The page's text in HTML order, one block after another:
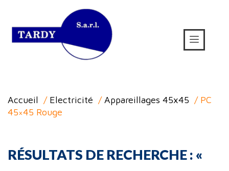
Accueil / Electricité / Appareillages 45x45 / PC
45×45 Rouge
RÉSULTATS DE RECHERCHE : «